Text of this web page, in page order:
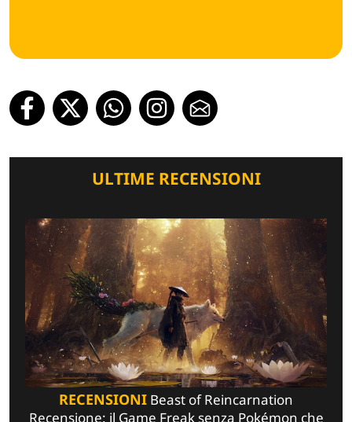
ULTIME RECENSIONI
RECENSIONI Beast of Reincarnation
Recensione: il Game Freak senza Pokémon che